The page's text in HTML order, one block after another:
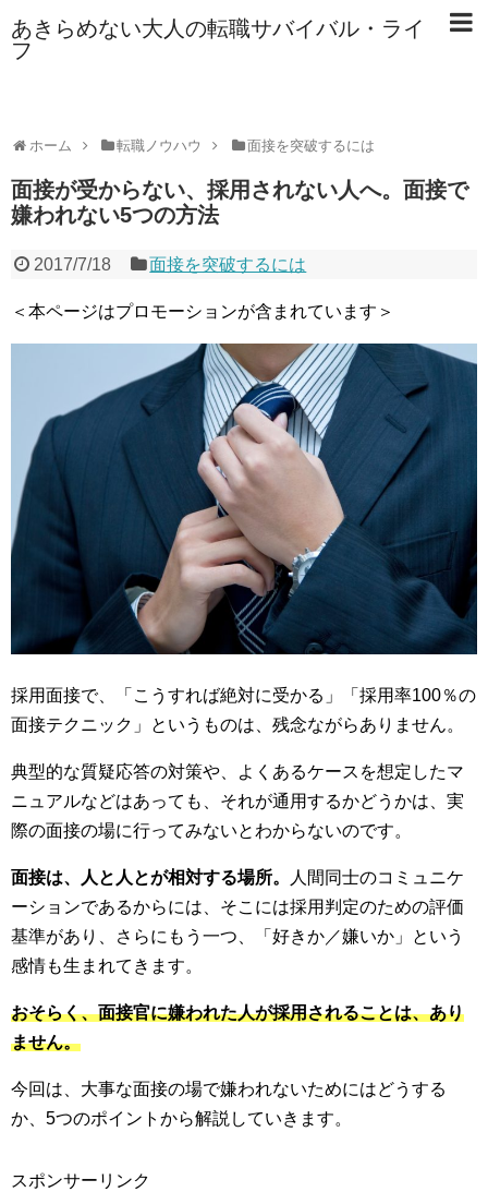
あきらめない大人の転職サバイバル・ライ
フ
ホーム 転職ノウハウ 面接を突破するには
面接が受からない、採用されない人へ。面接で
嫌われない5つの方法
2017/7/18 面接を突破するには
＜本ページはプロモーションが含まれています＞
採用面接で、「こうすれば絶対に受かる」「採用率100％の
面接テクニック」というものは、残念ながらありません。
典型的な質疑応答の対策や、よくあるケースを想定したマ
ニュアルなどはあっても、それが通用するかどうかは、実
際の面接の場に行ってみないとわからないのです。
面接は、人と人とが相対する場所。
人間同士のコミュニケ
ーションであるからには、そこには採用判定のための評価
基準があり、さらにもう一つ、「好きか／嫌いか」という
感情も生まれてきます。
おそらく、面接官に嫌われた人が採用されることは、あり
ません。
今回は、大事な面接の場で嫌われないためにはどうする
か、5つのポイントから解説していきます。
スポンサーリンク